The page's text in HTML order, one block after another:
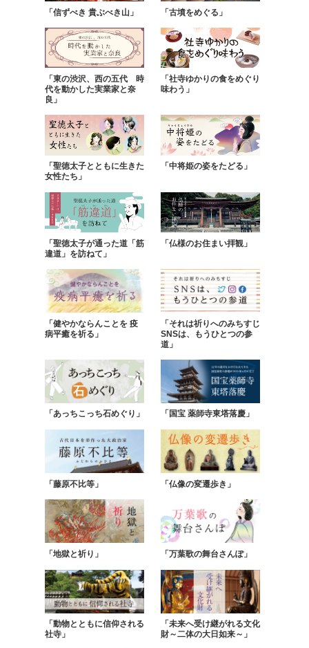
「信ずべき 貴ぶべき山」 「古墳をめぐる」
「東の渋沢、西の五代 時
代を動かした実業家と奈
良」
「社寺ゆかりの食をめぐり
味わう」
「聖徳太子とともに生きた
女性たち」
「中将姫の姿をたどる」
「聖徳太子が通った道「筋
違道」を訪ねて」
「仏様のお住まい拝観」
「健やかならんことを 疫
病平癒を祈る」
「それは祈りへのみちすじ
SNSは、もうひとつの参
道」
「あっちこっち石めぐり」 「国宝 薬師寺東塔落慶」
「藤原不比等」 「仏像の変遷歩き」
「地獄と祈り」 「万葉歌の舞台さんぽ」
「動物とともに信仰される
社寺」
「未来へ受け継がれる文化
財～二体の大日如来～」